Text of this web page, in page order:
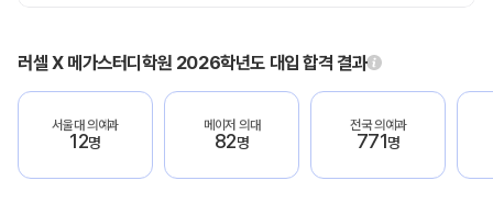
러셀 X 메가스터디학원 2026학년도 대입 합격 결과
서울대 의예과
12명
메이저 의대
82명
전국 의예과
771명